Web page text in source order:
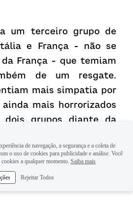
um terceiro grupo de
e França - não se
França - que temiam
de um resgate.
mais simpatia por
mais horrorizados
dois grupos diante da
e Angela Merkel
sobre eles toda a
sentiam com nos
um resgate.
de navegação, a segurança e a coleta de
o uso de cookies para publicidade e análise. Você
a qualquer momento. Saiba mais
Rejeitar Todos